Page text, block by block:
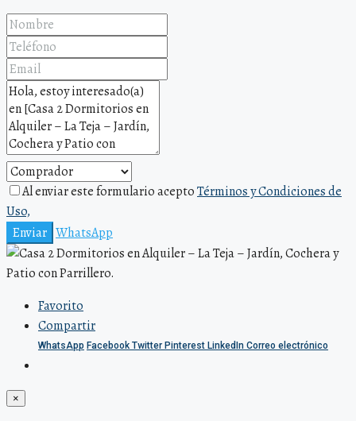
Al enviar este formulario aceptoTérminos y Condiciones de
Uso,
Enviar WhatsApp
Favorito
Compartir
WhatsApp Facebook Twitter Pinterest LinkedIn Correo electrónico
×